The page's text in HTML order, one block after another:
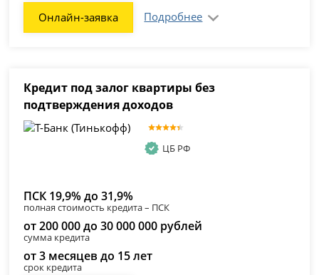
Онлайн-заявка Подробнее
Кредит под залог квартиры без
подтверждения доходов
ЦБ РФ
ПСК 19,9% до 31,9%
полная стоимость кредита – ПСК
от 200 000 до 30 000 000 рублей
сумма кредита
от 3 месяцев до 15 лет
срок кредита